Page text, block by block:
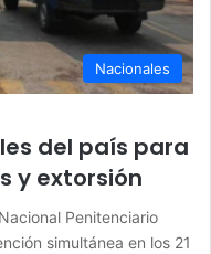
Nacionales
del país para
y extorsión
Penitenciario
simultánea en los 21